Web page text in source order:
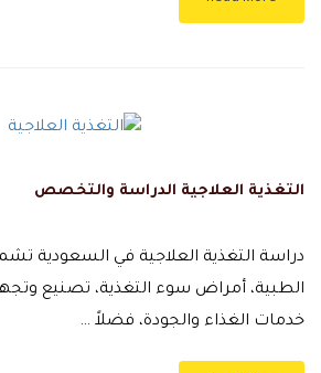
التغذية العلاجية الدراسة والتخصص
دراسة التغذية العلاجية في السعودية
الطبية، أمراض سوء التغذية، تصنيع وتجهيز
خدمات الغذاء والجودة، فضلاً …